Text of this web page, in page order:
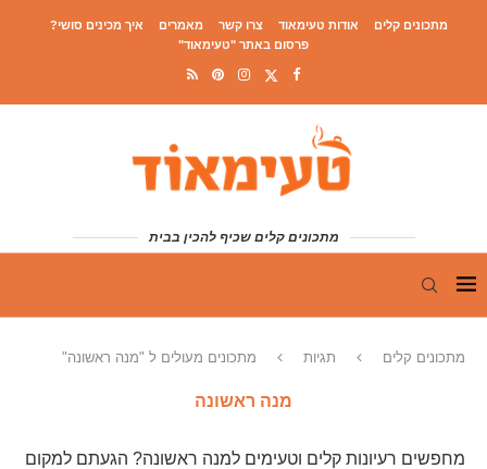
מתכונים קלים אודות טעימאוד צרו קשר מאמרים
איך מכינים סושי?
פרסום באתר "טעימאוד"
מתכונים קלים שכיף להכין בבית
מתכונים קלים תגיות מתכונים מעולים ל "מנה ראשונה"
מנה ראשונה
מחפשים רעיונות קלים וטעימים למנה ראשונה? הגעתם למקום